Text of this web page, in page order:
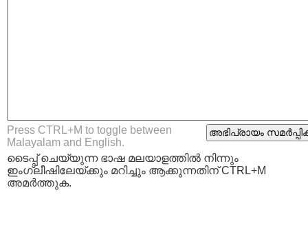
Press CTRL+M to toggle between
Malayalam and English.
ടൈപ്പ്‌ ചെയ്യുന്ന ഭാഷ മലയാളത്തില്‍ നിന്നും
ഇംഗ്ലീഷിലേയ്ക്കും മറിച്ചും ആക്കുന്നതിന് CTRL+M
അമര്‍ത്തുക.